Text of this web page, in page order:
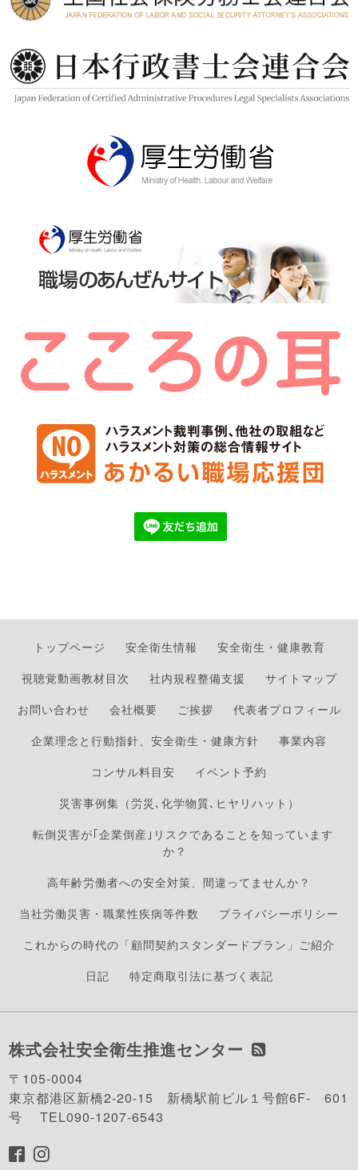
トップページ 安全衛生情報
安全衛生・健康教育
視聴覚動画教材目次
社内規程整備支援
サイトマップ
お問い合わせ
会社概要 ご挨拶
代表者プロフィール
企業理念と行動指針、安全衛生・健康方針
事業内容
コンサル料目安
イベント予約
災害事例集（労災､化学物質､ヒヤリハット）
転倒災害が｢企業倒産｣リスクであることを知っています
か？
高年齢労働者への安全対策、間違ってませんか？
当社労働災害・職業性疾病等件数
プライバシーポリシー
これからの時代の「顧問契約スタンダードプラン」ご紹介
日記
特定商取引法に基づく表記
株式会社安全衛生推進センター
〒105-0004
東京都港区新橋2-20-15 新橋駅前ビル１号館6F- 601
号 TEL090-1207-6543